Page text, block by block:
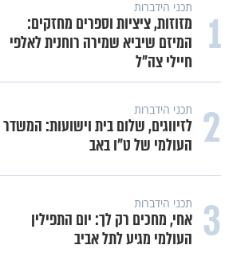
1 תכני הידברות
מזוזות, ציציות וספרים מחזקים:
המיזם שיביא שמירה רוחנית לאלפי
חיילי צה"ל
2 תכני הידברות
לזיווגים, שלום בית וישועות: המשדר
העולמי של ט"ו באב
3 תכני הידברות
אחי, מחכים רק לך: יום התפילין
העולמי מגיע לתל אביב